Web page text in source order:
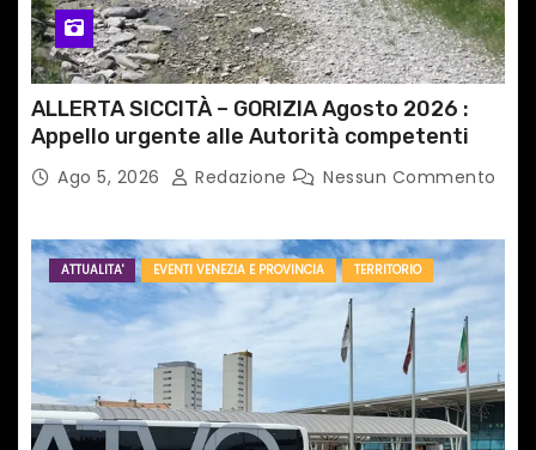
ALLERTA SICCITÀ – GORIZIA Agosto 2026 :
Appello urgente alle Autorità competenti
Ago 5, 2026 Redazione Nessun Commento
ATTUALITA' EVENTI VENEZIA E PROVINCIA TERRITORIO